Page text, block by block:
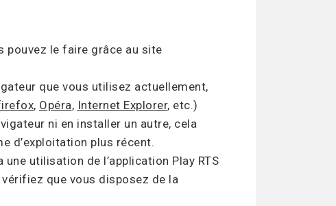
pouvez le faire grâce au site
que vous utilisez actuellement,
, Opéra, Internet Explorer, etc.)
ni en installer un autre, cela
d’exploitation plus récent.
utilisation de l’application Play RTS
que vous disposez de la